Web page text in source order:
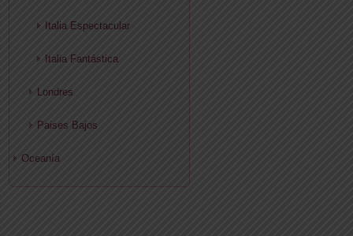
Italia Espectacular
Italia Fantástica
Londres
Paises Bajos
Oceanía